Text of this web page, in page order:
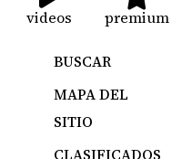
videos premium
BUSCAR
MAPA DEL
SITIO
CLASIFICADOS